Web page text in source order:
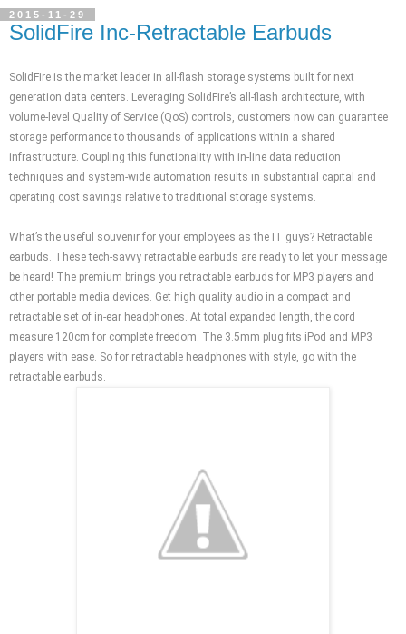
2015-11-29
SolidFire Inc-Retractable Earbuds
SolidFire is the market leader in all-flash storage systems built for next
generation data centers. Leveraging SolidFire’s all-flash architecture, with
volume-level Quality of Service (QoS) controls, customers now can guarantee
storage performance to thousands of applications within a shared
infrastructure. Coupling this functionality with in-line data reduction
techniques and system-wide automation results in substantial capital and
operating cost savings relative to traditional storage systems.
What’s the useful souvenir for your employees as the IT guys? Retractable
earbuds. These tech-savvy retractable earbuds are ready to let your message
be heard! The premium brings you retractable earbuds for MP3 players and
other portable media devices. Get high quality audio in a compact and
retractable set of in-ear headphones. At total expanded length, the cord
measure 120cm for complete freedom. The 3.5mm plug fits iPod and MP3
players with ease. So for retractable headphones with style, go with the
retractable earbuds.